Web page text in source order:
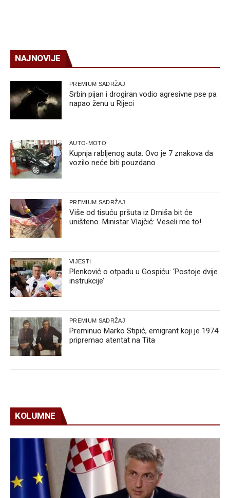
NAJNOVIJE
PREMIUM SADRŽAJ
Srbin pijan i drogiran vodio agresivne pse pa
napao ženu u Rijeci
AUTO-MOTO
Kupnja rabljenog auta: Ovo je 7 znakova da
vozilo neće biti pouzdano
PREMIUM SADRŽAJ
Više od tisuću pršuta iz Drniša bit će
uništeno. Ministar Vlajčić: Veseli me to!
VIJESTI
Plenković o otpadu u Gospiću: ‘Postoje dvije
instrukcije’
PREMIUM SADRŽAJ
Preminuo Marko Stipić, emigrant koji je 1974.
pripremao atentat na Tita
KOLUMNE